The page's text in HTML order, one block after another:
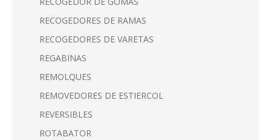
RECOGEDORES DE RAMAS
RECOGEDORES DE VARETAS
REGABINAS
REMOLQUES
REMOVEDORES DE ESTIERCOL
REVERSIBLES
ROTABATOR